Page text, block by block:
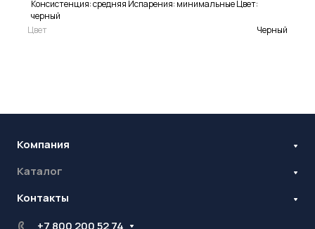
Консистенция: средняя Испарения: минимальные Цвет:
черный
Цвет
Черный
Компания
Бренды
Блог
Каталог
Наращивание ресниц
Ламинирование ресниц и бровей
Контакты
Стань оптовиком
+7 800 200 52 74